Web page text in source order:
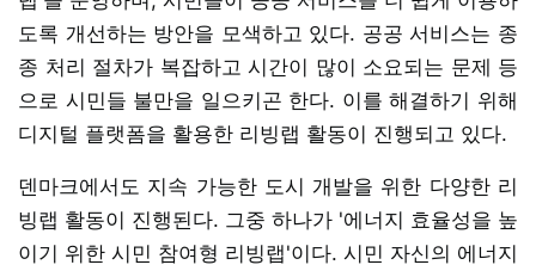
도록 개선하는 방안을 모색하고 있다. 공공 서비스는 종
종 처리 절차가 복잡하고 시간이 많이 소요되는 문제 등
으로 시민들 불만을 일으키곤 한다. 이를 해결하기 위해
디지털 플랫폼을 활용한 리빙랩 활동이 진행되고 있다.
덴마크에서도 지속 가능한 도시 개발을 위한 다양한 리
빙랩 활동이 진행된다. 그중 하나가 '에너지 효율성을 높
이기 위한 시민 참여형 리빙랩'이다. 시민 자신의 에너지